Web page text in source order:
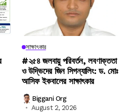
সাক্ষাৎকার
#২৫৪ জলবায়ু পরিবর্তন, লবণাক্ততা
ও উদ্ভিদের জিন সিগন্যালিং: ড. মোঃ
আসিফ ইকবালের সাক্ষাৎকার
Biggani Org
August 2, 2026